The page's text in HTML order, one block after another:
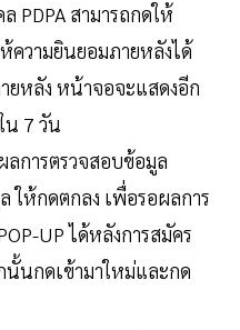
PDPA สามารถกดให้
ความยินยอมภายหลังได้
ยหลัง หน้าจอจะแสดงอีก
น 7 วัน
ลการตรวจสอบข้อมูล
ให้กดตกลง เพื่อรอผลการ
UP ได้หลังการสมัคร
นกดเข้ามาใหม่และกด